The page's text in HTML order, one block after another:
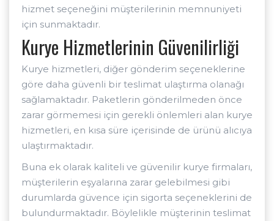
hizmet seçeneğini müşterilerinin memnuniyeti
için sunmaktadır.
Kurye Hizmetlerinin Güvenilirliği
Kurye hizmetleri, diğer gönderim seçeneklerine
göre daha güvenli bir teslimat ulaştırma olanağı
sağlamaktadır. Paketlerin gönderilmeden önce
zarar görmemesi için gerekli önlemleri alan kurye
hizmetleri, en kısa süre içerisinde de ürünü alıcıya
ulaştırmaktadır.
Buna ek olarak kaliteli ve güvenilir kurye firmaları,
müşterilerin eşyalarına zarar gelebilmesi gibi
durumlarda güvence için sigorta seçeneklerini de
bulundurmaktadır. Böylelikle müşterinin teslimat